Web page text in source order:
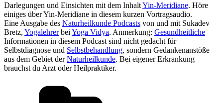
Darlegungen und Einsichten mit dem InhaltYin-Meridiane. Höre
einiges über Yin-Meridiane in diesem kurzen Vortragsaudio.
Eine Ausgabe des Naturheilkunde Podcasts von und mit Sukadev
Bretz, Yogalehrerbei Yoga Vidya. Anmerkung: Gesundheitliche
Informationen in diesem Podcast sind nicht gedacht für
Selbstdiagnose und Selbstbehandlung, sondern Gedankenanstöße
aus dem Gebiet derNaturheilkunde. Bei eigener Erkrankung
brauchst du Arzt oder Heilpraktiker.